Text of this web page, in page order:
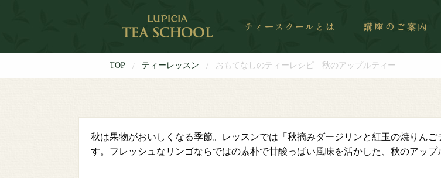
TOP ティーレッスン おもてなしのティーレシピ 秋のアップルティー
秋は果物がおいしくなる季節。レッスンでは「秋摘みダージリンと紅玉の焼りん
す。フレッシュなリンゴならではの素朴で甘酸っぱい風味を活かした、秋のアップ